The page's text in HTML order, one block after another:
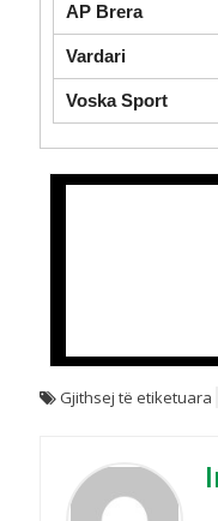
AP Brera
Vardari
Voska Sport
Gjithsej të etiketuara